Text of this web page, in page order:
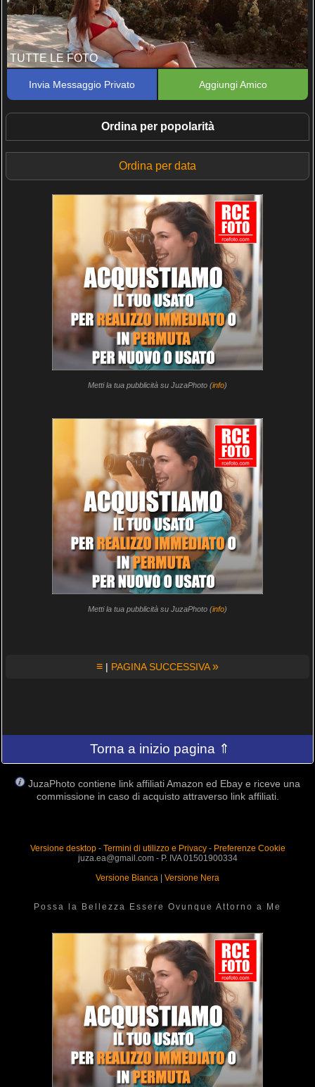
TUTTE LE FOTO
Invia Messaggio Privato Aggiungi Amico
Ordina per popolarità
Ordina per data
Metti la tua pubblicità su JuzaPhoto (info)
Metti la tua pubblicità su JuzaPhoto (info)
≡ | PAGINA SUCCESSIVA»
Torna a inizio pagina ⇑
JuzaPhoto contiene link affiliati Amazon ed Ebay e riceve una
commissione in caso di acquisto attraverso link affiliati.
Versione desktop- Termini di utilizzo e Privacy- Preferenze Cookie
juza.ea@gmail.com - P. IVA 01501900334
Versione Bianca
Versione Nera
Possa la Bellezza Essere Ovunque Attorno a Me